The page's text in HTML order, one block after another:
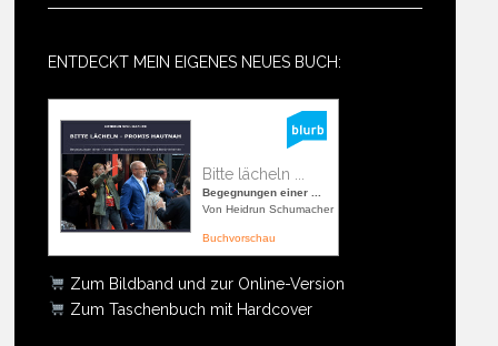
ENTDECKT MEIN EIGENES NEUES BUCH:
Bitte lächeln ...
Begegnungen einer ...
Von Heidrun Schumacher
Buchvorschau
Zum Bildband und zur Online-Version
Zum Taschenbuch mit Hardcover